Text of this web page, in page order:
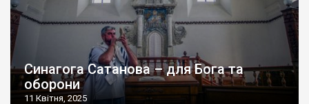
Синагога Сатанова – для Бога та
оборони
11 Квітня, 2025